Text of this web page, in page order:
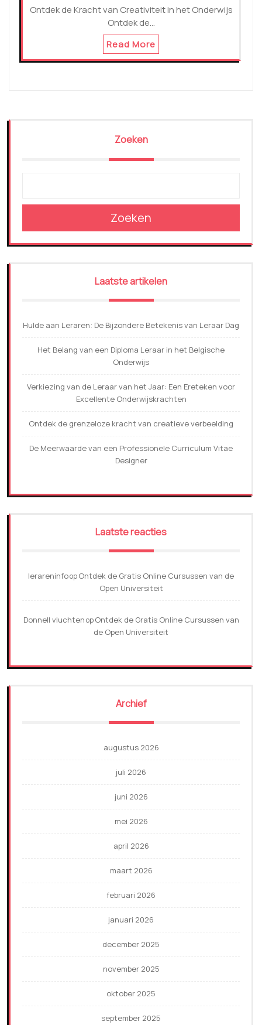
Ontdek de Kracht van Creativiteit in het Onderwijs
Ontdek de…
Read More
Zoeken
Zoeken
Laatste artikelen
Hulde aan Leraren: De Bijzondere Betekenis van Leraar Dag
Het Belang van een Diploma Leraar in het Belgische
Onderwijs
Verkiezing van de Leraar van het Jaar: Een Ereteken voor
Excellente Onderwijskrachten
Ontdek de grenzeloze kracht van creatieve verbeelding
De Meerwaarde van een Professionele Curriculum Vitae
Designer
Laatste reacties
lerareninfoopOntdek de Gratis Online Cursussen van de
Open Universiteit
Donnell vluchtenopOntdek de Gratis Online Cursussen van
de Open Universiteit
Archief
augustus 2026
juli 2026
juni 2026
mei 2026
april 2026
maart 2026
februari 2026
januari 2026
december 2025
november 2025
oktober 2025
september 2025